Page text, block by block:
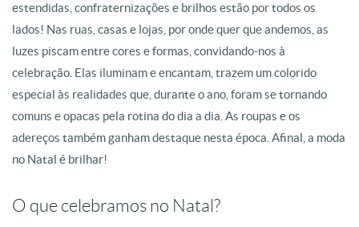
estendidas, confraternizações e brilhos estão por todos os
lados! Nas ruas, casas e lojas, por onde quer que andemos, as
luzes piscam entre cores e formas, convidando-nos à
celebração. Elas iluminam e encantam, trazem um colorido
especial às realidades que, durante o ano, foram se tornando
comuns e opacas pela rotina do dia a dia. As roupas e os
adereços também ganham destaque nesta época. Afinal, a moda
no Natal é brilhar!
O que celebramos no Natal?